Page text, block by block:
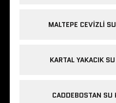
MALTEPE CEVIZLI
KARTAL YAKACIK
CADDEBOSTAN